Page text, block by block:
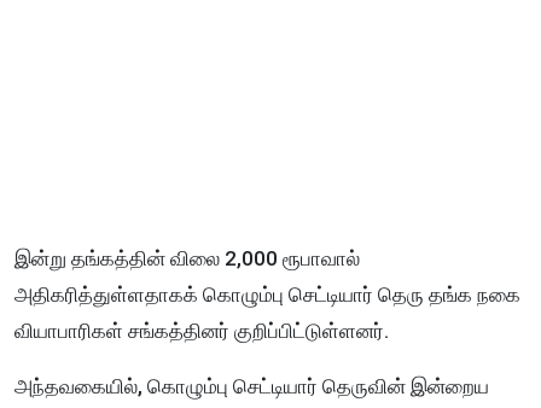
இன்று தங்கத்தின் விலை 2,000 ரூபாவால்
அதிகரித்துள்ளதாகக் கொழும்பு செட்டியார் தெரு தங்க நகை
வியாபாரிகள் சங்கத்தினர் குறிப்பிட்டுள்ளனர்.
அந்தவகையில், கொழும்பு செட்டியார் தெருவின் இன்றைய